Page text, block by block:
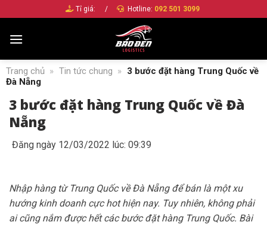
nội
Tỉ giá: / Hotline: 092 501 3099
Trang chủ » Tin tức chung »
3 bước đặt hàng Trung Quốc về
Đà Nẵng
3 bước đặt hàng Trung Quốc về Đà
Nẵng
Đăng ngày 12/03/2022 lúc: 09:39
Nhập hàng từ Trung Quốc về Đà Nẵng để bán là một xu
hướng kinh doanh cực hot hiện nay. Tuy nhiên, không phải
ai cũng nắm được hết các bước đặt hàng Trung Quốc. Bài